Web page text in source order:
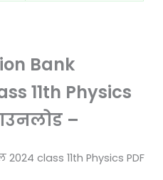
Bank
11th Physics
–
class 11th Physics PDF